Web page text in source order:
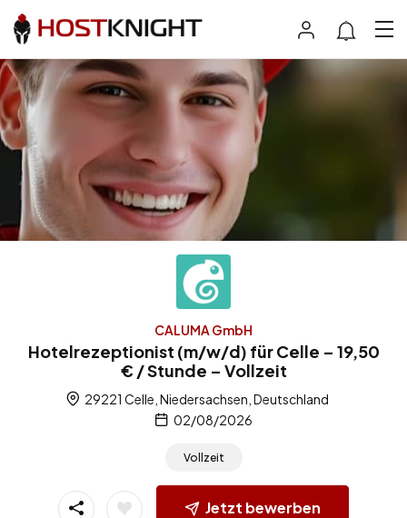
CALUMA GmbH
Hotelrezeptionist (m/w/d) für Celle – 19,50
€ / Stunde – Vollzeit
29221 Celle, Niedersachsen, Deutschland
02/08/2026
Vollzeit
Jetzt bewerben